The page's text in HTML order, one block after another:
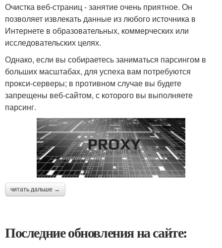
Очистка веб-страниц - занятие очень приятное. Он
позволяет извлекать данные из любого источника в
Интернете в образовательных, коммерческих или
исследовательских целях.
Однако, если вы собираетесь заниматься парсингом в
больших масштабах, для успеха вам потребуются
прокси-серверы; в противном случае вы будете
запрещены веб-сайтом, с которого вы выполняете
парсинг.
читать дальше →
Последние обновления на сайте: